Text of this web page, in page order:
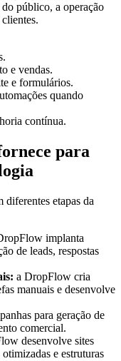
público, a operação
e vendas.
e formulários.
quando
contínua.
para
etapas da
implanta
de leads, respostas
a DropFlow cria
manuais e desenvolve
para geração de
comercial.
desenvolve sites
e estruturas